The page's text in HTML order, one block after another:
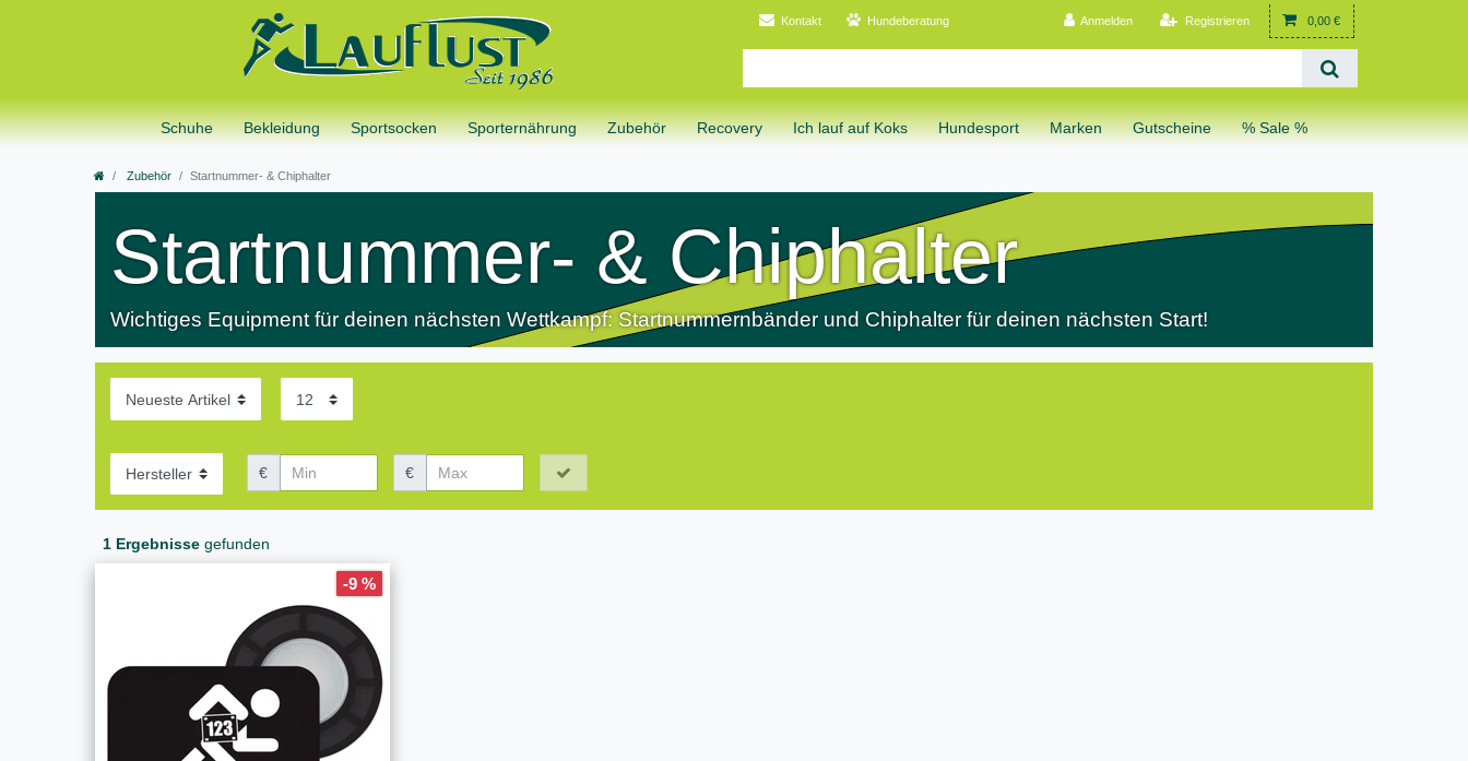
Kontakt Hundeberatung Anmelden Registrieren 0,00 €
Schuhe Bekleidung Sportsocken Sporternährung Zubehör Recovery Ich lauf auf Koks Hundesport Marken Gutscheine % Sale %
Zubehör Startnummer- & Chiphalter
Startnummer- & Chiphalter
Wichtiges Equipment für deinen nächsten Wettkampf: Startnummernbänder und Chiphalter für deinen nächsten Start!
€ €
1 Ergebnisse gefunden
-9 %